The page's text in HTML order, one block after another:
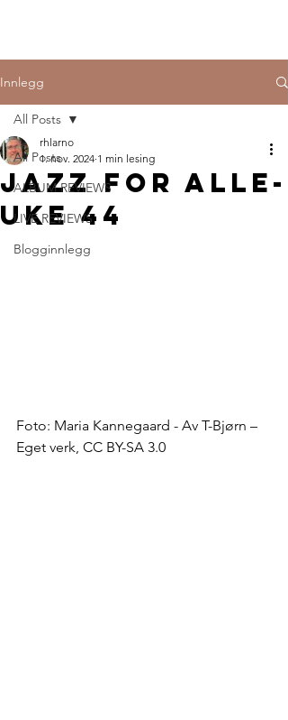
Innlegg
All Posts
ALBUM REVIEWS
LIVE REVIEWS
Blogginnlegg
All Posts
Jazz for alle-
uke 44
rhlarno
1. nov. 2024 1 min lesing
Foto: Maria Kannegaard - Av T-Bjørn –
Eget verk, CC BY-SA 3.0